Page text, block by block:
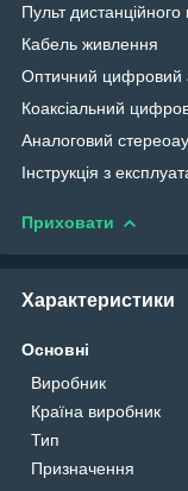
Пульт дистанційного
Кабель живлення
Оптичний цифровий
Коаксіальний
Аналоговий
Інструкція з
Приховати
Характеристики
Основні
Виробник
Країна виробник
Тип
Призначення